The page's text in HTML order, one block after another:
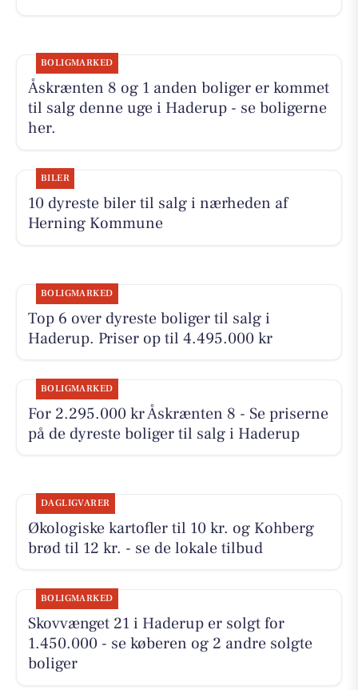
BOLIGMARKED
Åskrænten 8 og 1 anden boliger er kommet
til salg denne uge i Haderup - se boligerne
her.
BILER
10 dyreste biler til salg i nærheden af
Herning Kommune
BOLIGMARKED
Top 6 over dyreste boliger til salg i
Haderup. Priser op til 4.495.000 kr
BOLIGMARKED
For 2.295.000 kr Åskrænten 8 - Se priserne
på de dyreste boliger til salg i Haderup
DAGLIGVARER
Økologiske kartofler til 10 kr. og Kohberg
brød til 12 kr. - se de lokale tilbud
BOLIGMARKED
Skovvænget 21 i Haderup er solgt for
1.450.000 - se køberen og 2 andre solgte
boliger